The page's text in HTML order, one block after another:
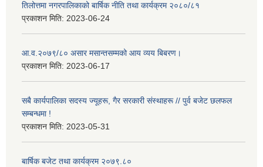
तिलोत्तमा नगरपालिकाको बार्षिक नीति तथा कार्यक्रम २०८०/८१
प्रकाशन मिति: 2023-06-24
आ.व.२०७९/८० असार मसान्तसम्मको आय व्यय बिबरण।
प्रकाशन मिति: 2023-06-17
सबै कार्यपालिका सदस्य ज्यूहरू, गैर सरकारी संस्थाहरू // पुर्व बजेट छलफल
सम्बन्धमा !
प्रकाशन मिति: 2023-05-31
बार्षिक बजेट तथा कार्यक्रम २०७९.८०